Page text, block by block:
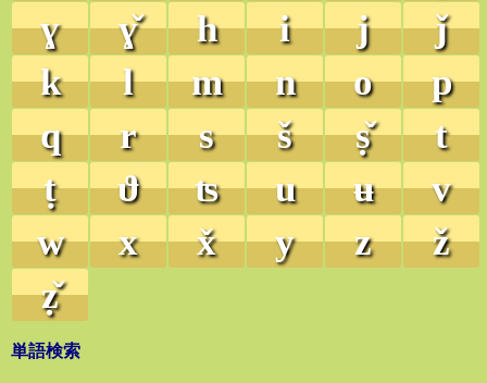
ɣ
ɣ̌ h i j
ǰ
k
l m n o
p
q
r s š ṣ̌
t
ṭ
ϑ ʦ u ʉ
v
w
x x̌ y z
ž
ẓ̌
単語検索